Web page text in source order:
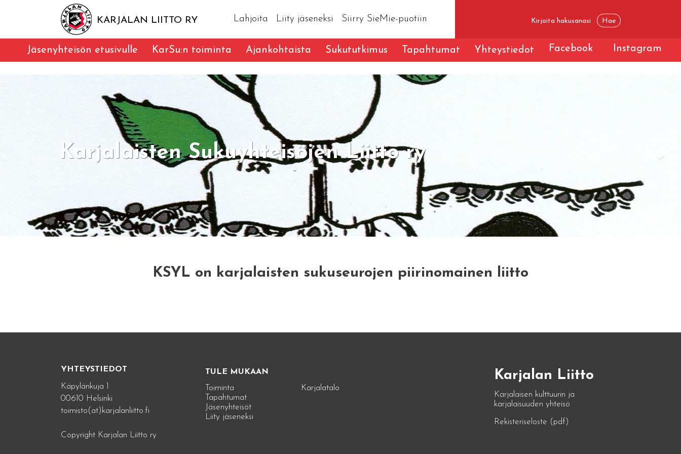
KARJALAN LIITTO RY Lahjoita Liity jäseneksi Siirry SieMie-puotiin
Jäsenyhteisön etusivulle KarSu:n toiminta Ajankohtaista Sukututkimus Tapahtumat Yhteystiedot Facebook Instagram
Karjalaisten Sukuyhteisöjen Liitto ry
KSYL on karjalaisten sukuseurojen piirinomainen liitto
YHTEYSTIEDOT
Käpylänkuja 1
00610 Helsinki
toimisto(at)karjalanliitto.fi
Copyright Karjalan Liitto ry
TULE MUKAAN
Toiminta
Tapahtumat
Jäsenyhteisöt
Liity jäseneksi
Karjalatalo
Karjalan Liitto
Karjalaisen kulttuurin ja
karjalaisuuden yhteisö
Rekisteriseloste (pdf)